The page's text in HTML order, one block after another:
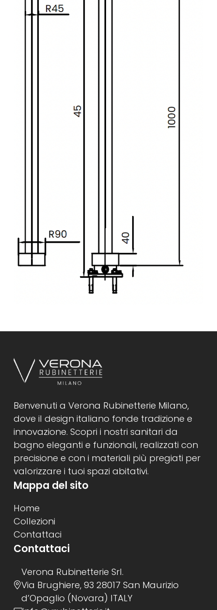
Benvenuti a Verona Rubinetterie Milano,
dove il design italiano fonde tradizione e
innovazione. Scopri i nostri sanitari da
bagno eleganti e funzionali, realizzati con
precisione e con i materiali più pregiati per
valorizzare i tuoi spazi abitativi.
Mappa del sito
Home
Collezioni
Contattaci
Contattaci
Verona Rubinetterie Srl.
Via Brughiere, 93 28017 San Maurizio
d’Opaglio (Novara) ITALY